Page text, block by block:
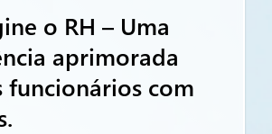
o RH – Uma
aprimorada
funcionários com